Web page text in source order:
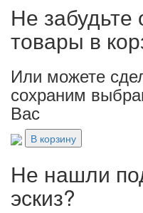
Не
товары в
Или можете
сохраним
Вас
В корзину
Не нашли
эскиз?